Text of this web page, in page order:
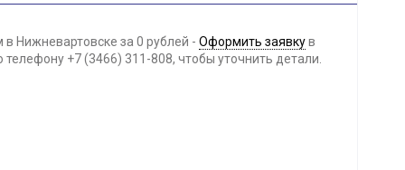
Нижневартовске за 0 рублей - Оформить заявкув
+7 (3466) 311-808, чтобы уточнить детали.